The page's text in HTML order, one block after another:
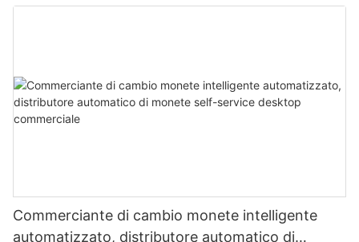
Commerciante di cambio monete intelligente
automatizzato, distributore automatico di